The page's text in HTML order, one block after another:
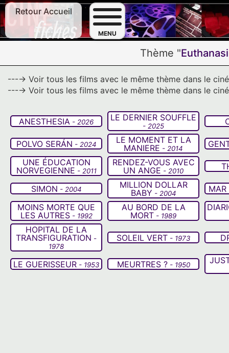
Retour Accueil
MENU
Thème "
---→ Voir tous les films avec le même thème dans le
---→ Voir tous les films avec le même thème dans le
ANESTHESIA - 2026 LE DERNIER SOUFFLE
- 2025
POLVO SERÁN - 2024
LE MOMENT ET LA
MANIERE - 2014
UNE ÉDUCATION
NORVEGIENNE - 2011
RENDEZ-VOUS AVEC
UN ANGE - 2010
SIMON - 2004
MILLION DOLLAR
BABY - 2004
MAR
MOINS MORTE QUE
LES AUTRES- 1992
AU BORD DE LA
MORT - 1989
HOPITAL DE LA
TRANSFIGURATION -
1978
SOLEIL VERT - 1973
LE GUERISSEUR - 1953 MEURTRES ?- 1950